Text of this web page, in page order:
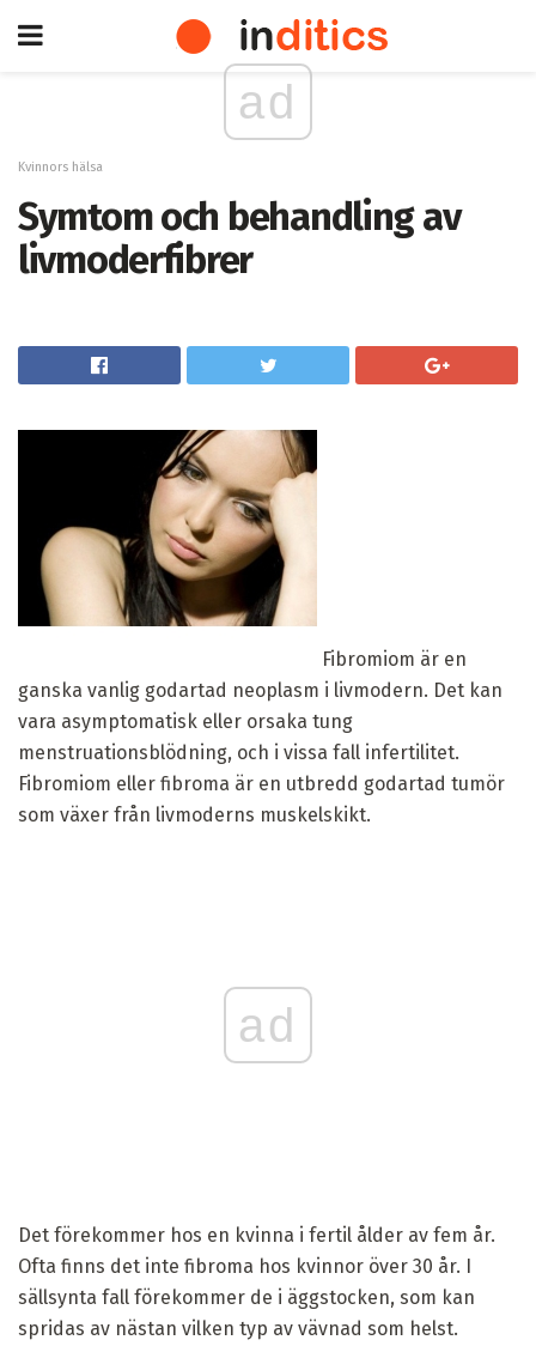
ad
Kvinnors hälsa
Symtom och behandling av
livmoderfibrer
Fibromiom är en
ganska vanlig godartad neoplasm i livmodern. Det kan
vara asymptomatisk eller orsaka tung
menstruationsblödning, och i vissa fall infertilitet.
Fibromiom eller fibroma är en utbredd godartad tumör
som växer från livmoderns muskelskikt.
ad
Det förekommer hos en kvinna i fertil ålder av fem år.
Ofta finns det inte fibroma hos kvinnor över 30 år. I
sällsynta fall förekommer de i äggstocken, som kan
spridas av nästan vilken typ av vävnad som helst.